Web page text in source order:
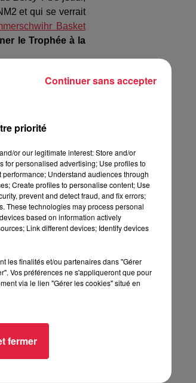
et qui se verrait
Basket
le Trophée à la
poule en NM2.
salle...
particulière."
avec un tout petit
de basket, qui peut
priorité
or our legitimate interest: Store and/or
for personalised advertising; Use profiles to
Understand audiences through
Create profiles to personalise content; Use
prevent and detect fraud, and fix errors;
These technologies may process personal
based on information actively
Link different devices; Identify devices
les finalités et/ou partenaires dans "Gérer
Vos préférences ne s'appliqueront que pour
via le lien "Gérer les cookies" situé en
fermer
Continuer sans accepter